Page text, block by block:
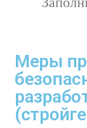
Меры